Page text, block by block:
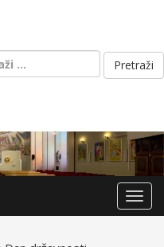
Pretraži: